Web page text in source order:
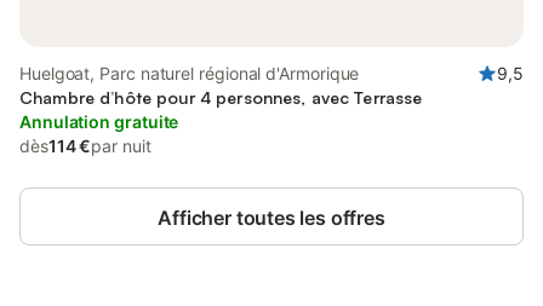
Huelgoat, Parc naturel régional d'Armorique
9,5
Chambre d’hôte pour 4 personnes, avec Terrasse
Annulation gratuite
dès114 €par nuit
Afficher toutes les offres